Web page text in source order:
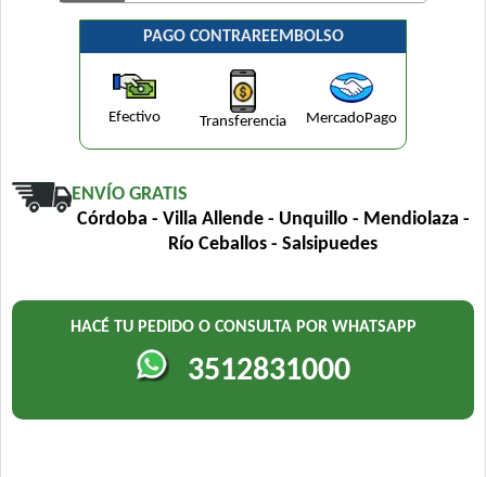
PAGO CONTRAREEMBOLSO
Efectivo Transferencia MercadoPago
ENVÍO GRATIS
Córdoba - Villa Allende - Unquillo - Mendiolaza -
Río Ceballos - Salsipuedes
HACÉ TU PEDIDO O CONSULTA POR WHATSAPP
3512831000